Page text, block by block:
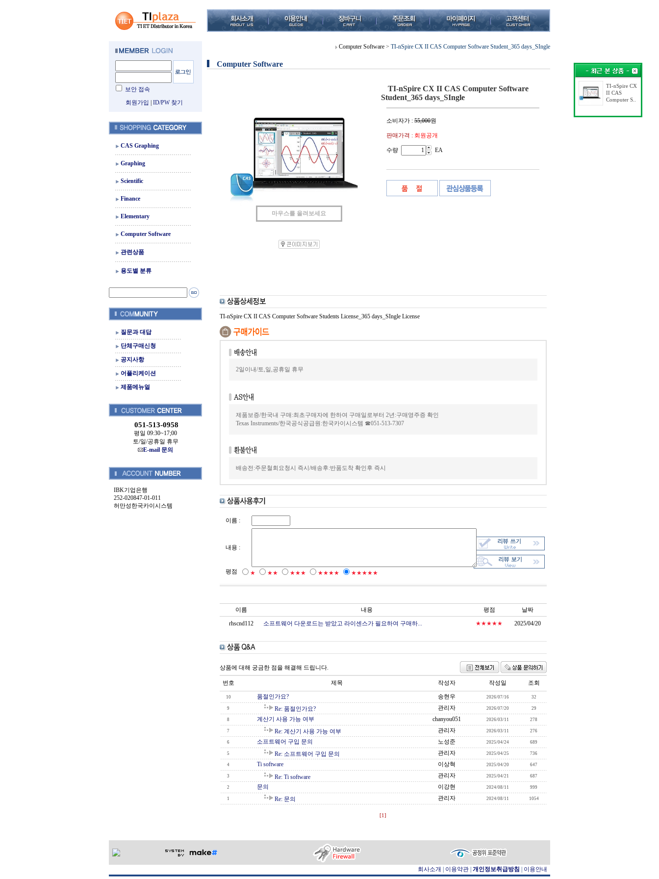
보안 접속
회원가입
ID/PW 찾기
CAS Graphing
Graphing
Scientific
Finance
Elementary
Computer Software
관련상품
용도별 분류
질문과 대답
단체구매신청
공지사항
어플리케이션
제품메뉴얼
051-513-0958
평일 09:30~17;00
토/일/공휴일 휴무
E-mail 문의
IBK기업은행
252-020847-01-011
허만성한국카이시스템
Computer Software > TI-nSpire CX II CAS Computer Software Student_365 days_SIngle
Computer Software
마우스를 올려보세요
TI-nSpire CX II CAS Computer Software
Student_365 days_SIngle
소비자가 : 55,000원
판매가격 : 회원공개
수량 EA
TI-nSpire CX II CAS Computer Software Students License_365 days_SIngle License
2일이내/토,일,공휴일 휴무
제품보증/한국내 구매:최초구매자에 한하여 구매일로부터 2년:구매영주증 확인
Texas Instruments/한국공식공급원:한국카이시스템 ☎051-513-7307
배송전:주문철회요청시 즉시/배송후:반품도착 확인후 즉시
이름 :
내용 :
평점 ★ ★★ ★★★ ★★★★ ★★★★★
이름 내용 평점
날짜
rhscnd112
소프트웨어 다운로드는 받았고 라이센스가 필요하여 구매하... ★★★★★ 2025/04/20
상품에 대해 궁금한 점을 해결해 드립니다.
번호 제목 작성자 작성일 조회
10 품절인가요? 송현우 2026/07/16 32
9 Re: 품절인가요? 관리자 2026/07/20 29
8 계산기 사용 가능 여부 chanyou051 2026/03/11 278
7 Re: 계산기 사용 가능 여부 관리자 2026/03/11 276
6 소프트웨어 구입 문의 노성준 2025/04/24 689
5 Re: 소프트웨어 구입 문의 관리자 2025/04/25 736
4 Ti software 이상혁 2025/04/20 647
3 Re: Ti software 관리자 2025/04/21 687
2 문의 이강현 2024/08/11 999
1 Re: 문의 관리자 2024/08/11 1054
[1]
회사소개 이용약관 개인정보취급방침 이용안내
TI-nSpire CX
II CAS
Computer S..